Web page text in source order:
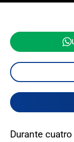
Durante